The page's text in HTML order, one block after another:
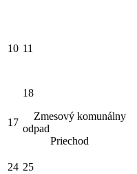
10 11
17
18
Zmesový komunálny
odpad
Priechod
24 25